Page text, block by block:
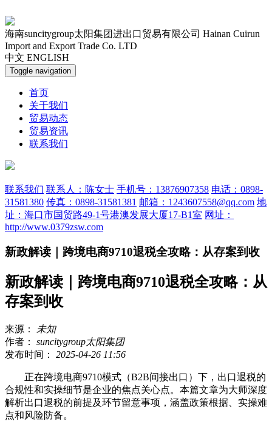
海南suncitygroup太阳集团进出口贸易有限公司 Hainan Cuirun
Import and Export Trade Co. LTD
中文 ENGLISH
Toggle navigation
首页
关于我们
贸易动态
贸易资讯
联系我们
联系我们 联系人：陈女士 手机号：13876907358 电话：0898-
31581380 传真：0898-31581381 邮箱：1243607558@qq.com 地
址：海口市国贸路49-1号港澳发展大厦17-B1室 网址：
http://www.0379zsw.com
新政解读｜跨境电商9710退税全攻略：从存案到收
新政解读｜跨境电商9710退税全攻略：从
存案到收
来源：
未知
作者： suncitygroup太阳集团
发布时间： 2025-04-26 11:56
正在跨境电商9710模式（B2B间接出口）下，出口退税的
合规性和实操细节是企业的焦点关心点。本篇文章为大师深度
解析出口退税的前提及环节留意事项，涵盖政策根据、实操难
点和风险防备。